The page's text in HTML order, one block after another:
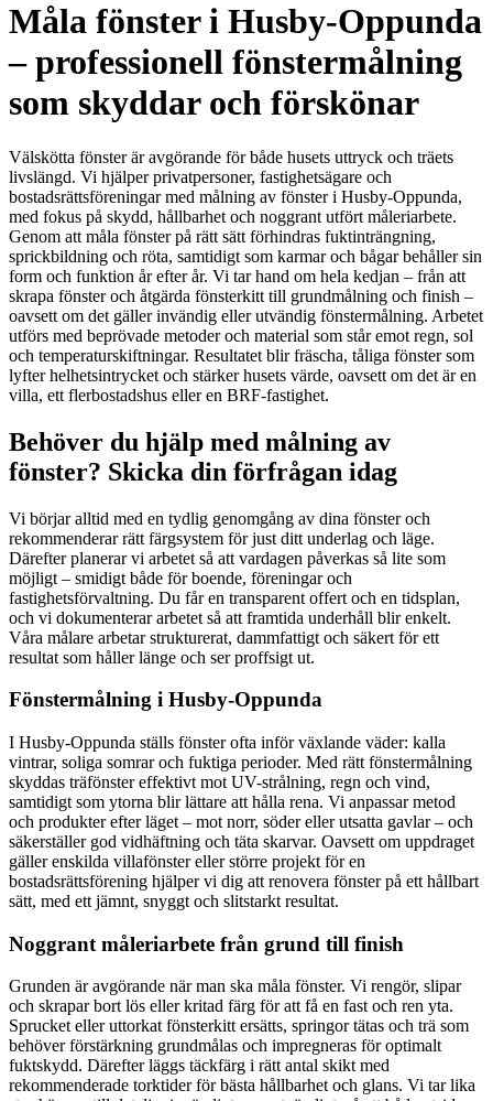
Måla fönster i Husby-Oppunda
– professionell fönstermålning
som skyddar och förskönar
Välskötta fönster är avgörande för både husets uttryck och träets
livslängd. Vi hjälper privatpersoner, fastighetsägare och
bostadsrättsföreningar med målning av fönster i Husby-Oppunda,
med fokus på skydd, hållbarhet och noggrant utfört måleriarbete.
Genom att måla fönster på rätt sätt förhindras fuktinträngning,
sprickbildning och röta, samtidigt som karmar och bågar behåller sin
form och funktion år efter år. Vi tar hand om hela kedjan – från att
skrapa fönster och åtgärda fönsterkitt till grundmålning och finish –
oavsett om det gäller invändig eller utvändig fönstermålning. Arbetet
utförs med beprövade metoder och material som står emot regn, sol
och temperaturskiftningar. Resultatet blir fräscha, tåliga fönster som
lyfter helhetsintrycket och stärker husets värde, oavsett om det är en
villa, ett flerbostadshus eller en BRF-fastighet.
Behöver du hjälp med målning av
fönster? Skicka din förfrågan idag
Vi börjar alltid med en tydlig genomgång av dina fönster och
rekommenderar rätt färgsystem för just ditt underlag och läge.
Därefter planerar vi arbetet så att vardagen påverkas så lite som
möjligt – smidigt både för boende, föreningar och
fastighetsförvaltning. Du får en transparent offert och en tidsplan,
och vi dokumenterar arbetet så att framtida underhåll blir enkelt.
Våra målare arbetar strukturerat, dammfattigt och säkert för ett
resultat som håller länge och ser proffsigt ut.
Fönstermålning i Husby-Oppunda
I Husby-Oppunda ställs fönster ofta inför växlande väder: kalla
vintrar, soliga somrar och fuktiga perioder. Med rätt fönstermålning
skyddas träfönster effektivt mot UV-strålning, regn och vind,
samtidigt som ytorna blir lättare att hålla rena. Vi anpassar metod
och produkter efter läget – mot norr, söder eller utsatta gavlar – och
säkerställer god vidhäftning och täta skarvar. Oavsett om uppdraget
gäller enskilda villafönster eller större projekt för en
bostadsrättsförening hjälper vi dig att renovera fönster på ett hållbart
sätt, med ett jämnt, snyggt och slitstarkt resultat.
Noggrant måleriarbete från grund till finish
Grunden är avgörande när man ska måla fönster. Vi rengör, slipar
och skrapar bort lös eller kritad färg för att få en fast och ren yta.
Sprucket eller uttorkat fönsterkitt ersätts, springor tätas och trä som
behöver förstärkning grundmålas och impregneras för optimalt
fuktskydd. Därefter läggs täckfärg i rätt antal skikt med
rekommenderade torktider för bästa hållbarhet och glans. Vi tar lika